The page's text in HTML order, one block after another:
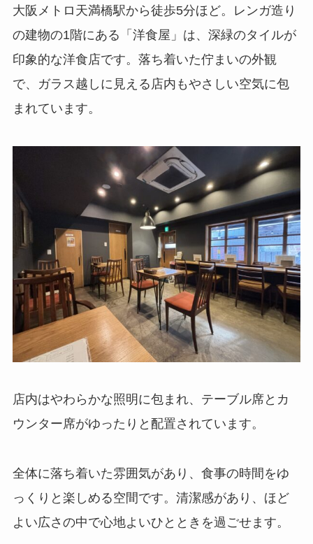
大阪メトロ天満橋駅から徒歩5分ほど。レンガ造り
の建物の1階にある「洋食屋」は、深緑のタイルが
印象的な洋食店です。落ち着いた佇まいの外観
で、ガラス越しに見える店内もやさしい空気に包
まれています。
店内はやわらかな照明に包まれ、テーブル席とカ
ウンター席がゆったりと配置されています。
全体に落ち着いた雰囲気があり、食事の時間をゆ
っくりと楽しめる空間です。清潔感があり、ほど
よい広さの中で心地よいひとときを過ごせます。